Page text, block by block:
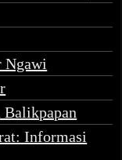
Ngawi
Balikpapan
Informasi